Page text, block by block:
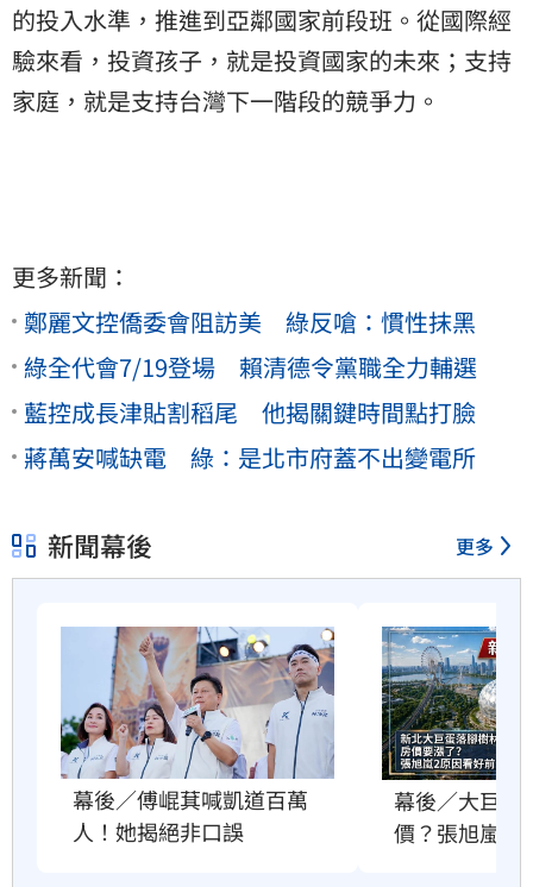
的投入水準，推進到亞鄰國家前段班。從國際經
驗來看，投資孩子，就是投資國家的未來；支持
家庭，就是支持台灣下一階段的競爭力。
更多新聞：
鄭麗文控僑委會阻訪美 綠反嗆：慣性抹黑
綠全代會7/19登場 賴清德令黨職全力輔選
藍控成長津貼割稻尾 他揭關鍵時間點打臉
蔣萬安喊缺電 綠：是北市府蓋不出變電所
新聞幕後 更多
幕後／傅崐萁喊凱道百萬
人！她揭絕非口誤
幕後／大巨蛋
價？張旭嵐這